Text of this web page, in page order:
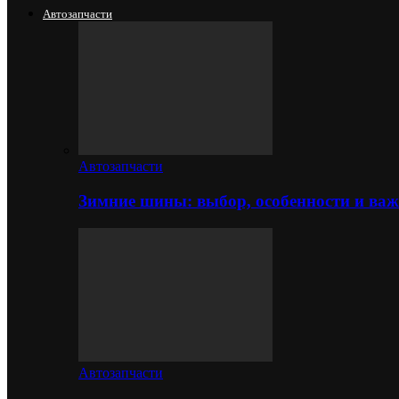
Автозапчасти
Автозапчасти
Зимние шины: выбор, особенности и
Автозапчасти